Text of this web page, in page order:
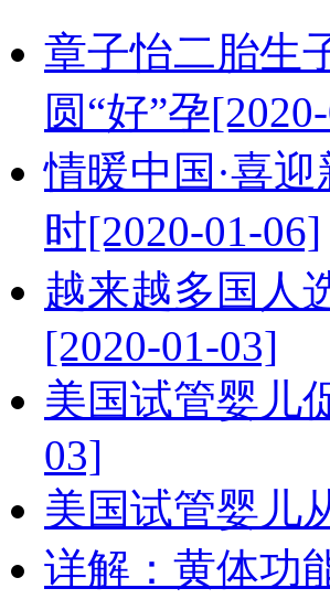
章子怡二胎生
圆“好”孕
情暖中国·喜
时[2020-01-06]
越来越多国人
[2020-01-03]
美国试管婴儿
03]
美国试管婴儿
详解：黄体功